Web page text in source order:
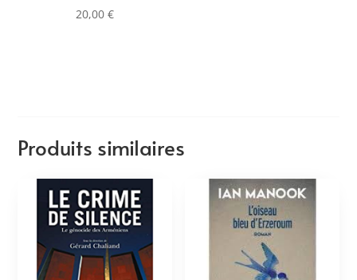
20,00€
Produits similaires